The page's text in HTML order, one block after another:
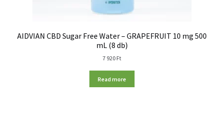
AIDVIAN CBD Sugar Free Water – GRAPEFRUIT 10 mg 500
mL (8 db)
7 920 Ft
Read more